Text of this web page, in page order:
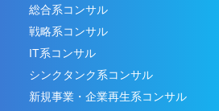
総合系コンサル
戦略系コンサル
IT系コンサル
シンクタンク系コンサル
新規事業・企業再生系コンサル